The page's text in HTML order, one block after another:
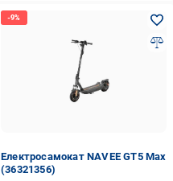
Електросамокат NAVEE GT5 Max
(36321356)